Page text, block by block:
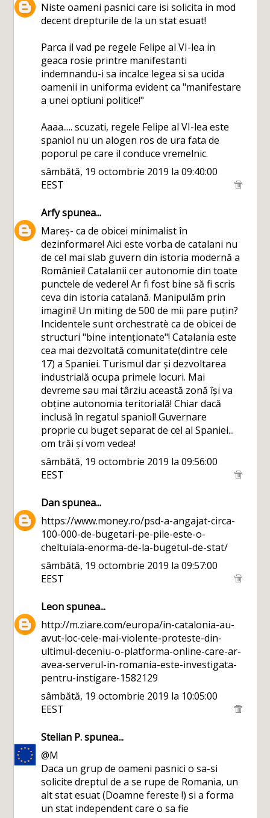
Niste oameni pasnici care isi solicita in mod
decent drepturile de la un stat esuat!
Parca il vad pe regele Felipe al VI-lea in
geaca rosie printre manifestanti
indemnandu-i sa incalce legea si sa ucida
oamenii in uniforma evident ca "manifestare
a unei optiuni politice!"
Aaaa..... scuzati, regele Felipe al VI-lea este
spaniol nu un alogen ros de ura fata de
poporul pe care il conduce vremelnic.
sâmbătă, 19 octombrie 2019 la 09:40:00
EEST
Arfyspunea...
Mareș- ca de obicei minimalist în
dezinformare! Aici este vorba de catalani nu
de cel mai slab guvern din istoria modernă a
României! Catalanii cer autonomie din toate
punctele de vedere! Ar fi fost bine să fi scris
ceva din istoria catalană. Manipulăm prin
imagini! Un miting de 500 de mii pare puțin?
Incidentele sunt orchestratè ca de obicei de
structuri "bine intenționate"! Catalania este
cea mai dezvoltată comunitate(dintre cele
17) a Spaniei. Turismul dar și dezvoltarea
industrială ocupa primele locuri. Mai
devreme sau mai târziu această zonă își va
obține autonomia teritorială! Chiar dacă
inclusă în regatul spaniol! Guvernare
proprie cu buget separat de cel al Spaniei...
om trăi și vom vedea!
sâmbătă, 19 octombrie 2019 la 09:56:00
EEST
Danspunea...
https://www.money.ro/psd-a-angajat-circa-
100-000-de-bugetari-pe-pile-este-o-
cheltuiala-enorma-de-la-bugetul-de-stat/
sâmbătă, 19 octombrie 2019 la 09:57:00
EEST
Leonspunea...
http://m.ziare.com/europa/in-catalonia-au-
avut-loc-cele-mai-violente-proteste-din-
ultimul-deceniu-o-platforma-online-care-ar-
avea-serverul-in-romania-este-investigata-
pentru-instigare-1582129
sâmbătă, 19 octombrie 2019 la 10:05:00
EEST
Stelian P.spunea...
@M
Daca un grup de oameni pasnici o sa-si
solicite dreptul de a se rupe de Romania, un
alt stat esuat (Doamne fereste !) si a forma
un stat independent care o sa fie